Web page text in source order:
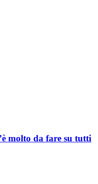
molto da fare su tutti